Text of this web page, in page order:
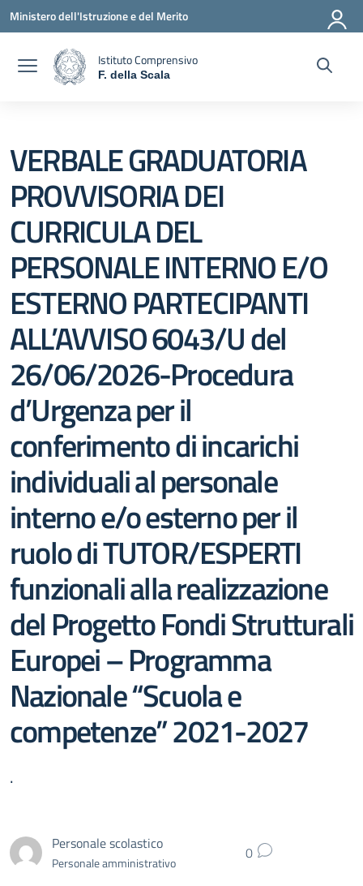
Vai ai contenuti
Vai al menu di navigazione
Vai al footer
Ministero dell'Istruzione e del Merito
Istituto Comprensivo
F. della Scala
VERBALE GRADUATORIA
PROVVISORIA DEI
CURRICULA DEL
PERSONALE INTERNO E/O
ESTERNO PARTECIPANTI
ALL’AVVISO 6043/U del
26/06/2026-Procedura
d’Urgenza per il
conferimento di incarichi
individuali al personale
interno e/o esterno per il
ruolo di TUTOR/ESPERTI
funzionali alla realizzazione
del Progetto Fondi Strutturali
Europei – Programma
Nazionale “Scuola e
competenze” 2021-2027
.
Personale scolastico
Personale amministrativo 0